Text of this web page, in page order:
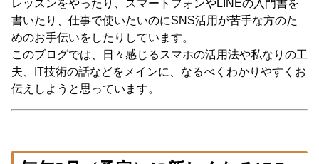
レッスンをやったり、スマートフォンやLINEの入門書を
書いたり、仕事で使いたいのにSNS活用が苦手な方のた
めのお手伝いをしたりしています。
このブログでは、日々感じるスマホの活用法や私なりの工
夫、IT技術の話などをメインに、なるべくわかりやすくお
伝えしようと思っています。